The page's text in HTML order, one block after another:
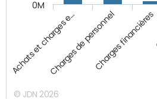
Achats et charges e…Charges de personnelCharges financières
0M
© JDN 2026